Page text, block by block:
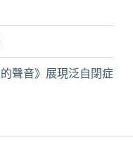
聲音》展現泛自閉症